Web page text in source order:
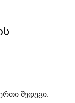
შედეგი.